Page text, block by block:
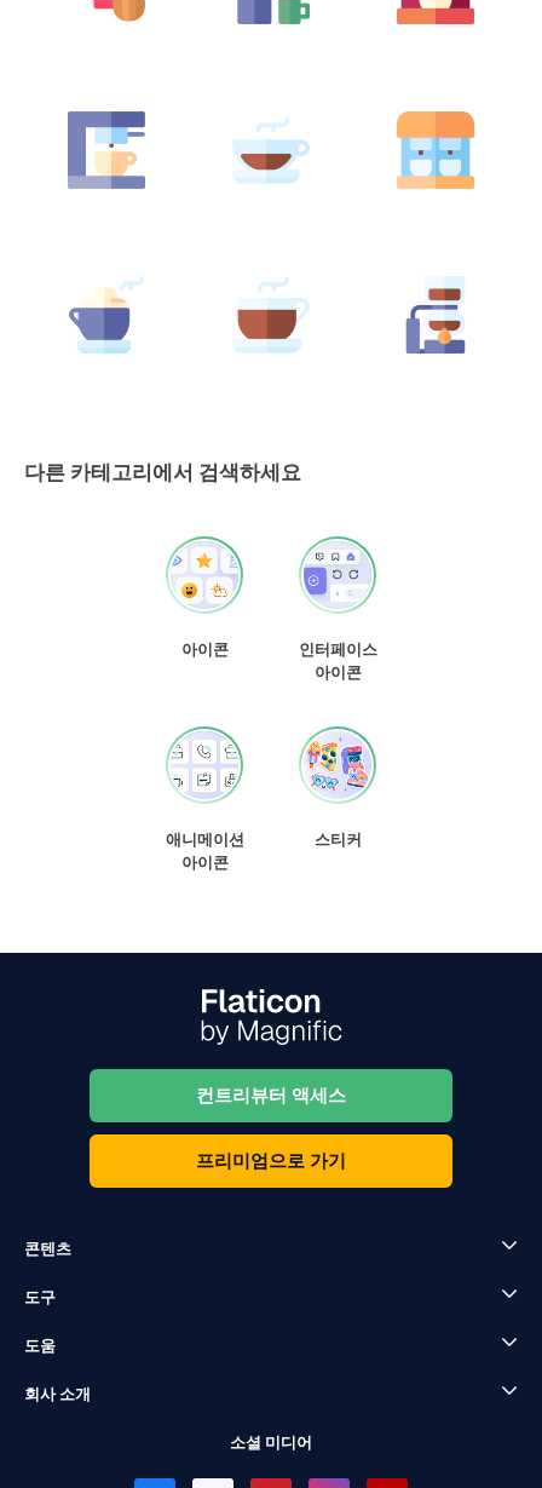
다른 카테고리에서 검색하세요
아이콘
인터페이스
아이콘
애니메이션
아이콘
스티커
컨트리뷰터 액세스
프리미엄으로 가기
콘텐츠
도구
도움
회사 소개
소셜 미디어